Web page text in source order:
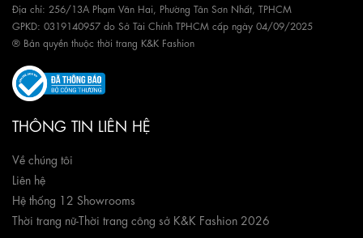
Địa chỉ: 256/13A Phạm Văn Hai, Phường Tân Sơn Nhất, TPHCM
GPKD: 0319140957 do Sở Tài Chính TPHCM cấp ngày 04/09/2025
® Bản quyền thuộc thời trang K&K Fashion
THÔNG TIN LIÊN HỆ
Về chúng tôi
Liên hệ
Hệ thống 12 Showrooms
Thời trang nữ-Thời trang công sở K&K Fashion 2026